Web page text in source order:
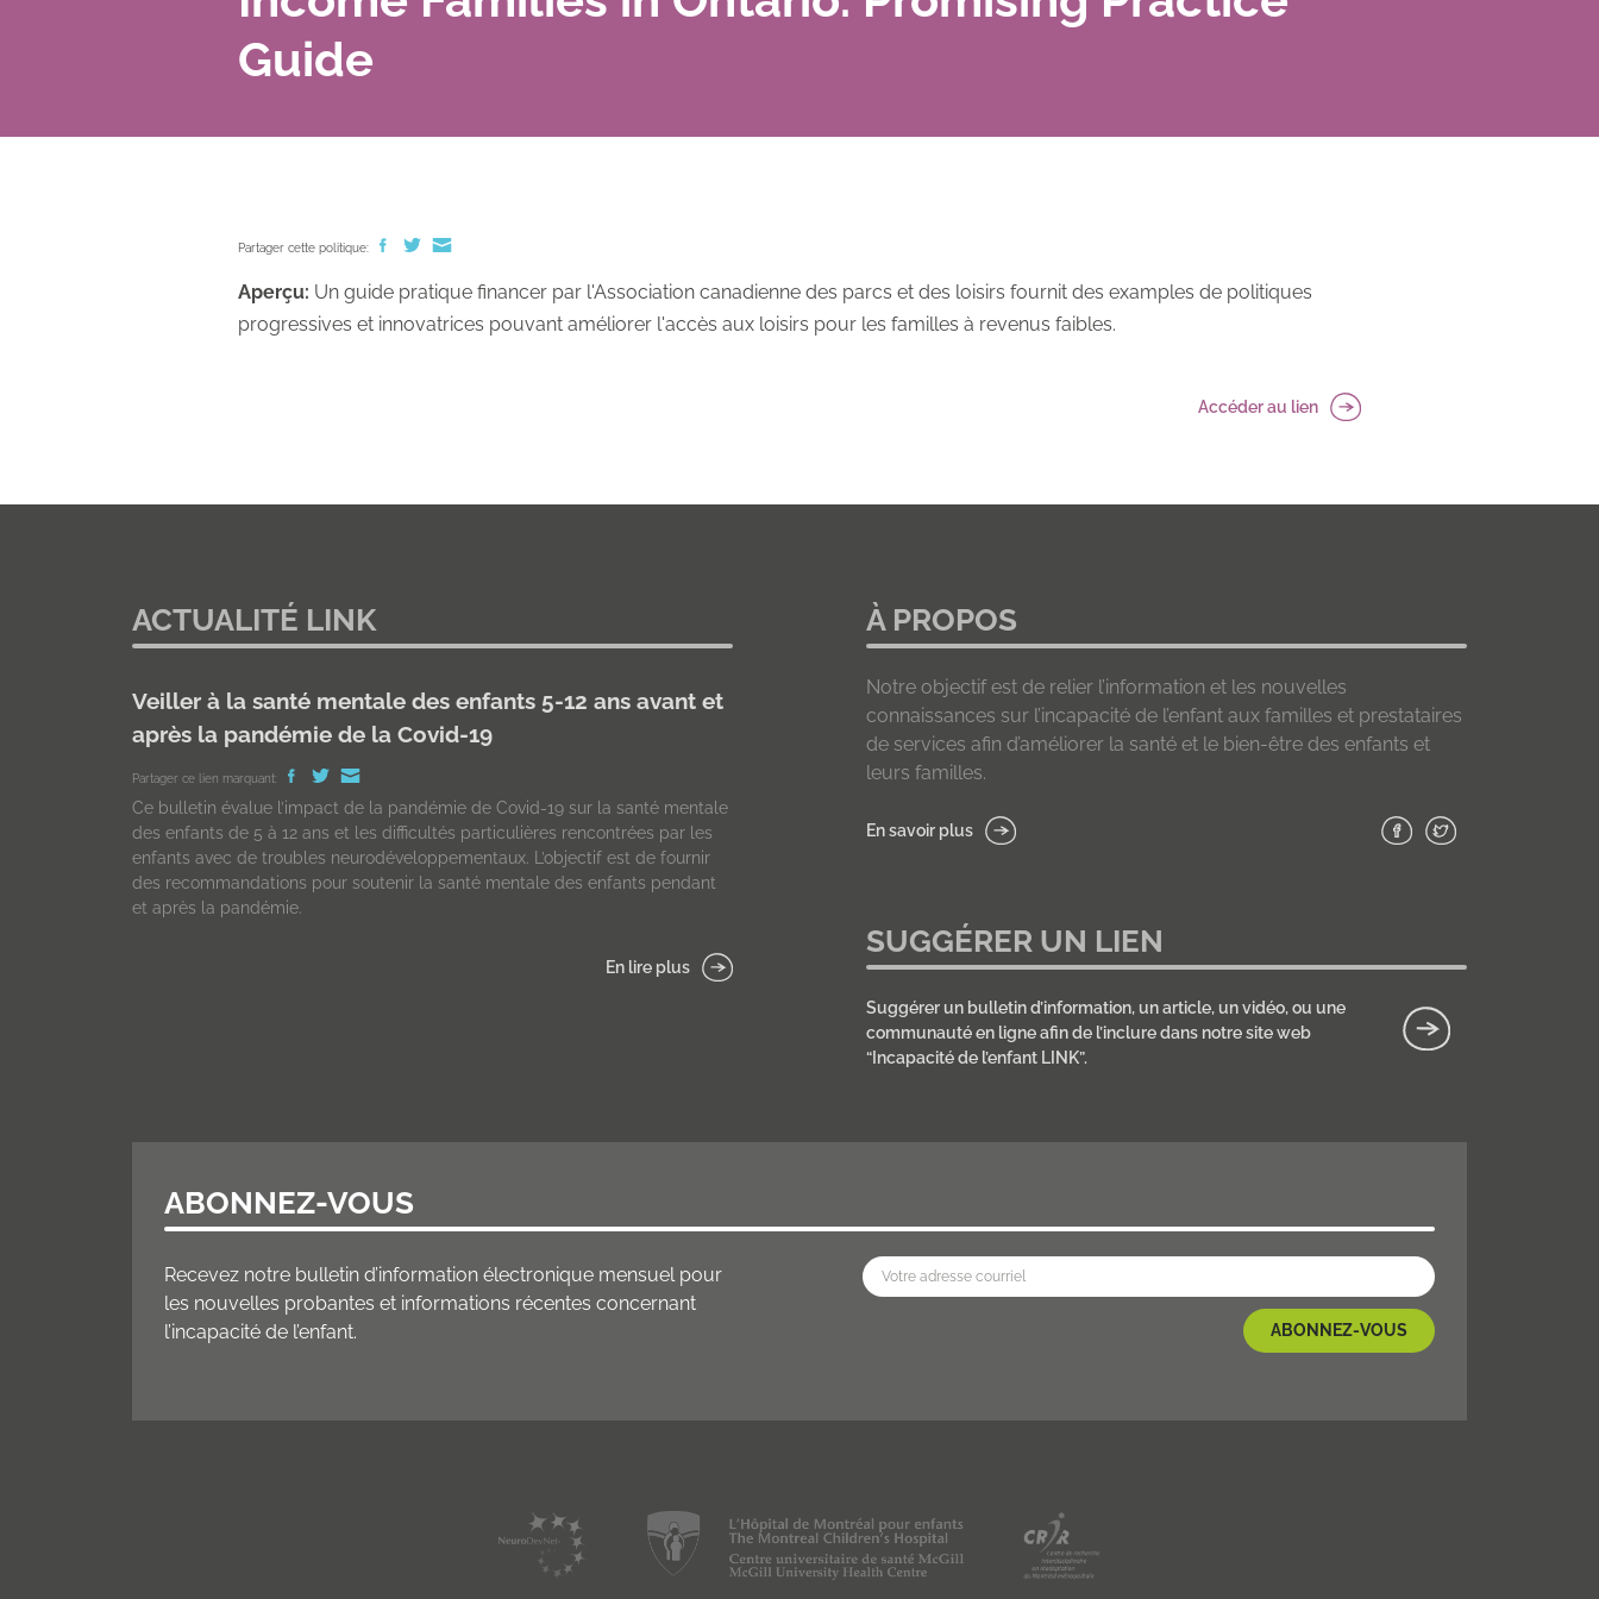
Guide
Partager cette politique:
Aperçu: Un guide pratique financer par l'Association canadienne des parcs et des loisirs fournit des examples de politiques
progressives et innovatrices pouvant améliorer l'accès aux loisirs pour les familles à revenus faibles.
Accéder au lien
ACTUALITÉ LINK
Veiller à la santé mentale des enfants 5-12 ans avant et
après la pandémie de la Covid-19
Partager ce lien marquant:
Ce bulletin évalue l’impact de la pandémie de Covid-19 sur la santé mentale
des enfants de 5 à 12 ans et les difficultés particulières rencontrées par les
enfants avec de troubles neurodéveloppementaux. L’objectif est de fournir
des recommandations pour soutenir la santé mentale des enfants pendant
et après la pandémie.
En lire plus
À PROPOS
Notre objectif est de relier l’information et les nouvelles
connaissances sur l’incapacité de l’enfant aux familles et prestataires
de services afin d’améliorer la santé et le bien-être des enfants et
leurs familles.
En savoir plus
SUGGÉRER UN LIEN
Suggérer un bulletin d’information, un article, un vidéo, ou une
communauté en ligne afin de l’inclure dans notre site web
“Incapacité de l’enfant LINK”.
ABONNEZ-VOUS
Recevez notre bulletin d’information électronique mensuel pour
les nouvelles probantes et informations récentes concernant
l’incapacité de l’enfant.